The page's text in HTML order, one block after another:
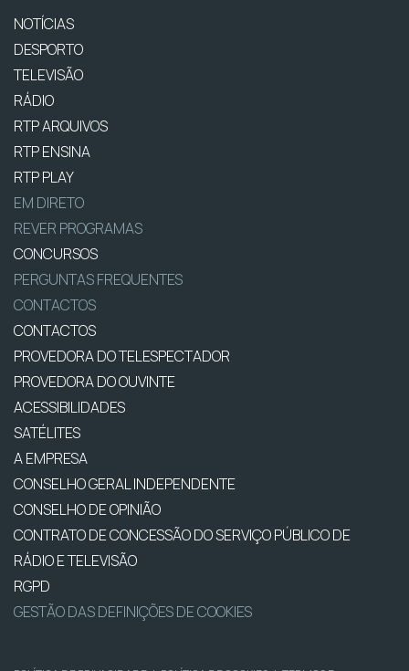
NOTÍCIAS
DESPORTO
TELEVISÃO
RÁDIO
RTP ARQUIVOS
RTP ENSINA
RTP PLAY
EM DIRETO
REVER PROGRAMAS
CONCURSOS
PERGUNTAS FREQUENTES
CONTACTOS
CONTACTOS
PROVEDORA DO TELESPECTADOR
PROVEDORA DO OUVINTE
ACESSIBILIDADES
SATÉLITES
A EMPRESA
CONSELHO GERAL INDEPENDENTE
CONSELHO DE OPINIÃO
CONTRATO DE CONCESSÃO DO SERVIÇO PÚBLICO DE
RÁDIO E TELEVISÃO
RGPD
GESTÃO DAS DEFINIÇÕES DE COOKIES